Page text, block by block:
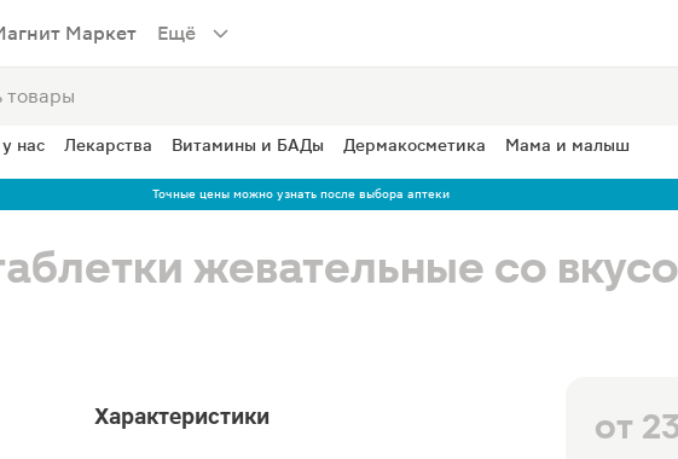
Маркет Ещё
нас Лекарства Витамины и БАДы Дермакосметика Мама и малыш
Точные цены можно узнать после выбора аптеки
жевательные со
от
Характеристики